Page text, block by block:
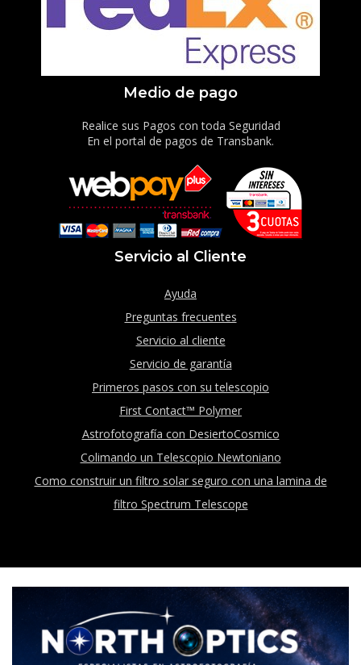
Medio de pago
Realice sus Pagos con toda Seguridad
En el portal de pagos de Transbank.
Servicio al Cliente
Ayuda
Preguntas frecuentes
Servicio al cliente
Servicio de garantía
Primeros pasos con su telescopio
First Contact™ Polymer
Astrofotografía con DesiertoCosmico
Colimando un Telescopio Newtoniano
Como construir un filtro solar seguro con una lamina de
filtro Spectrum Telescope